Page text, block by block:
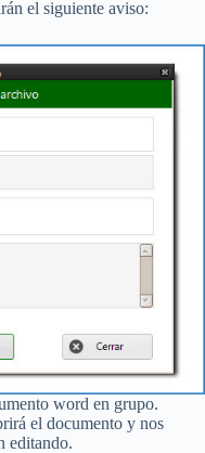
el siguiente aviso:
word en grupo.
el documento y nos
editando.